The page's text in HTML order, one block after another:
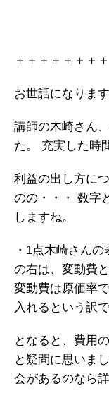
＋＋＋＋＋＋＋
お世話になります
講師の木崎さん
た。
充実した時
利益の出し方に
のの・・・
数字
しますね。
・1点木崎さん
の右は、変動費
変動費は原価率
入れるという訳
となると、費用
と疑問に思いまし
会があるのなら